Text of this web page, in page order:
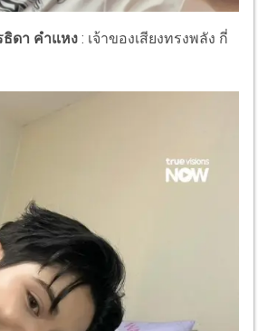
ธิดา คำแหง : เจ้าของเสียงทรงพลัง กี่